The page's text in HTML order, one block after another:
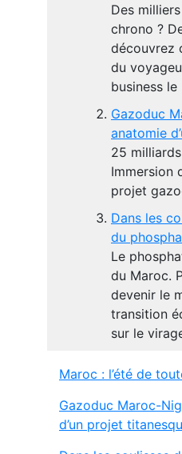
Des
chrono ?
découvrez
du
business
Gazoduc
anatomie
25
Immersion
projet
Dans les
du
Le
du Maroc.
devenir le
transition
sur le
Maroc : l’été de
Gazoduc Maroc-
d’un projet